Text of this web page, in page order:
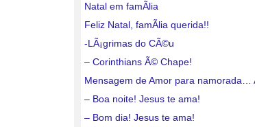
Natal em famÃ­lia
Feliz Natal, famÃ­lia querida!!
-LÃ¡grimas do CÃ©u
– Corinthians Ã© Chape!
Mensagem de Amor para namorada…
– Boa noite! Jesus te ama!
– Bom dia! Jesus te ama!